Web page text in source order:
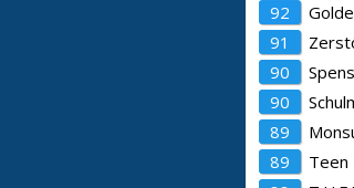
92
91
90
90
89
89
Teen